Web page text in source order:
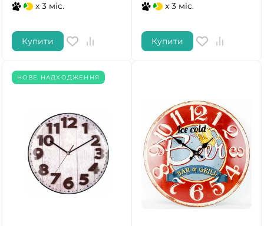
x 3 міс.
Купити
x 3 міс.
Купити
НОВЕ НАДХОДЖЕННЯ